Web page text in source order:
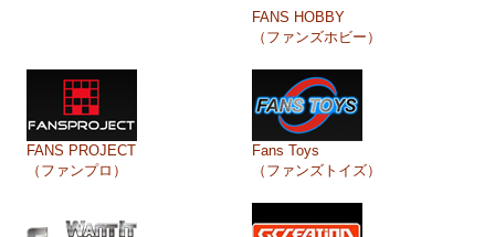
FANS HOBBY
（ファンズホビー）
FANS PROJECT
（ファンプロ）
Fans Toys
（ファンズトイズ）